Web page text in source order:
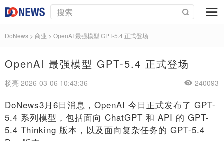
DoNews > 商业 > OpenAI 最强模型 GPT-5.4 正式登场
OpenAI 最强模型 GPT-5.4 正式登场
杨亮 2026-03-06 10:43:36 240093
DoNews3月6日消息，OpenAI 今日正式发布了 GPT-
5.4 系列模型，包括面向 ChatGPT 和 API 的 GPT-
5.4 Thinking 版本，以及面向复杂任务的 GPT-5.4